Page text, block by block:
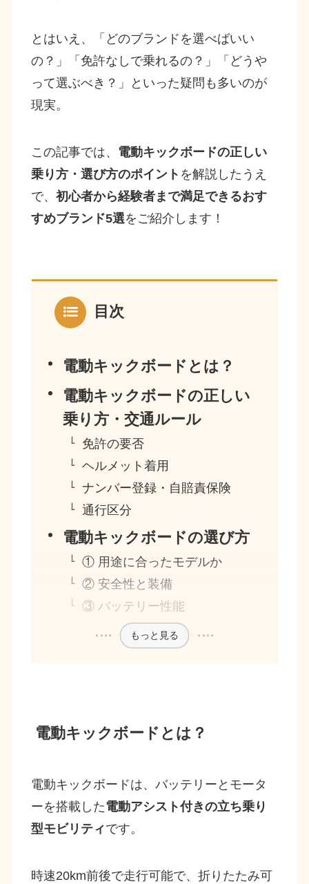
とはいえ、「どのブランドを選べばいい
の？」「免許なしで乗れるの？」「どうや
って選ぶべき？」といった疑問も多いのが
現実。
この記事では、 電動キックボードの正しい
乗り方・選び方のポイント を解説したうえ
で、 初心者から経験者まで満足できるおす
すめブランド5選をご紹介します！
目次
電動キックボードとは？
電動キックボードの正しい
乗り方・交通ルール
免許の要否
ヘルメット着用
ナンバー登録・自賠責保険
通行区分
電動キックボードの選び方
① 用途に合ったモデルか
② 安全性と装備
③ バッテリー性能
もっと見る
電動キックボードとは？
電動キックボードは、バッテリーとモータ
ーを搭載した電動アシスト付きの立ち乗り
型モビリティです。
時速20km前後で走行可能で、折りたたみ可